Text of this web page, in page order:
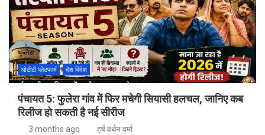
ओटीटी प्लेटफार्म देश विदेश
पंचायत 5: फुलेरा गांव में फिर मचेगी सियासी हलचल, जानिए कब
रिलीज हो सकती है नई सीरीज
3 months ago हर्ष वर्धन वर्मा